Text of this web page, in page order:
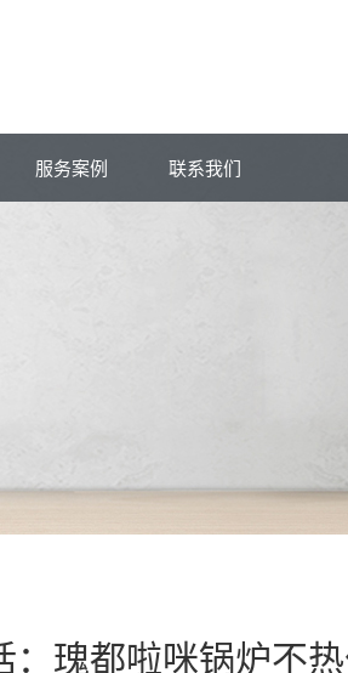
服务案例 联系我们
瑰都啦咪锅炉不